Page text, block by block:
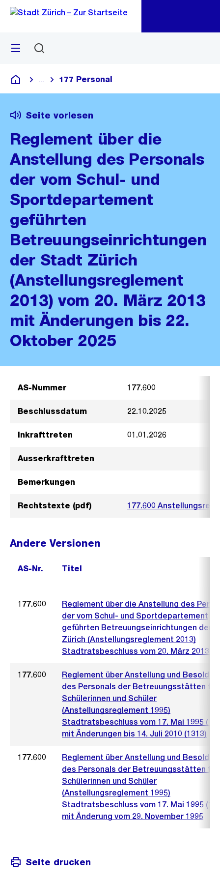
Navigation
Sprunglink
Menü
Deutsch
Blende alle Breadcrumbs ein
177 Personal
Seite vorlesen
Reglement über die
Anstellung des Personals
der vom Schul- und
Sportdepartement
geführten
Betreuungseinrichtungen
der Stadt Zürich
(Anstellungsreglement
2013) vom 20. März 2013
mit Änderungen bis 22.
Oktober 2025
AS-Nummer 177.600
Beschlussdatum 22.10.2025
Inkrafttreten 01.01.2026
Ausserkrafttreten
Bemerkungen
Rechtstexte (pdf) 177.600
Andere Versionen
AS-Nr. Titel
177.600
Reglement über die Anstellung des
der vom Schul- und Sportdepartement
geführten Betreuungseinrichtungen der
Zürich (Anstellungsreglement 2013)
Stadtratsbeschluss vom 20. März 2013
177.600
Reglement über Anstellung und
des Personals der Betreuungsstätten für
Schülerinnen und Schüler
(Anstellungsreglement 1995)
Stadtratsbeschluss vom 17. Mai 1995
mit Änderungen bis 14. Juli 2010 (1313)
177.600
Reglement über Anstellung und
des Personals der Betreuungsstätten für
Schülerinnen und Schüler
(Anstellungsreglement 1995)
Stadtratsbeschluss vom 17. Mai 1995
mit Änderung vom 29. November 1995
Seite drucken